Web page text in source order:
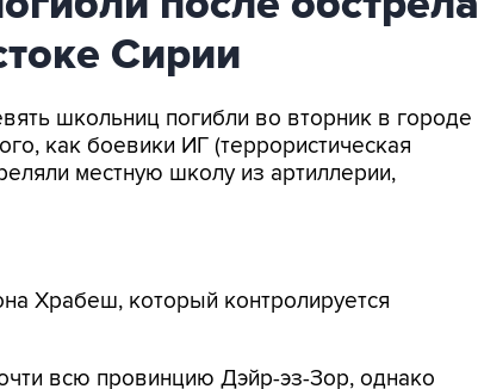
Сирии
школьниц погибли во вторник в городе
как боевики ИГ (террористическая
местную школу из артиллерии,
Храбеш, который контролируется
всю провинцию Дэйр-эз-Зор, однако